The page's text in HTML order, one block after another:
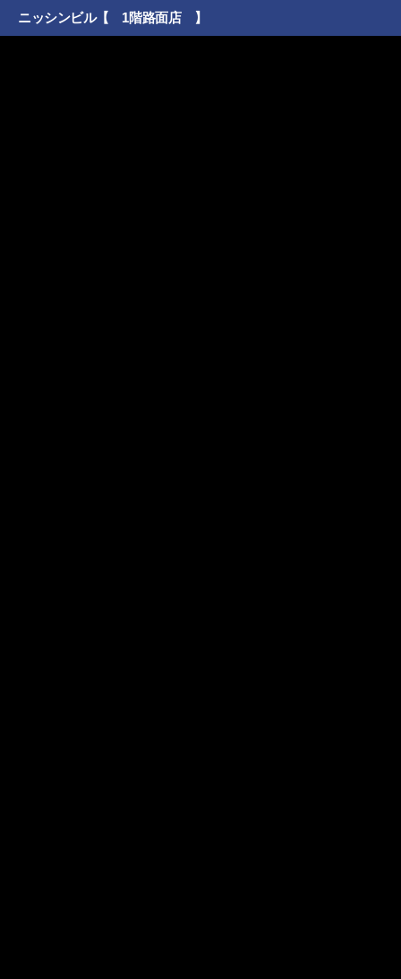
ニッシンビル【 1階路面店 】